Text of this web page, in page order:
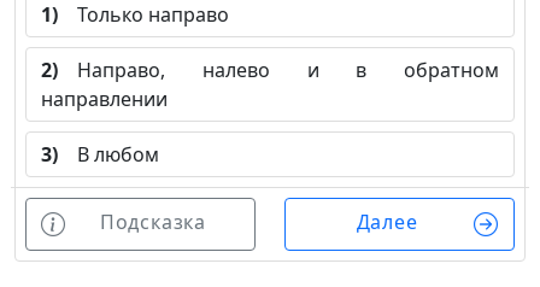
1) Только направо
2) Направо, налево и в обратном
направлении
3) В любом
Подсказка Далее